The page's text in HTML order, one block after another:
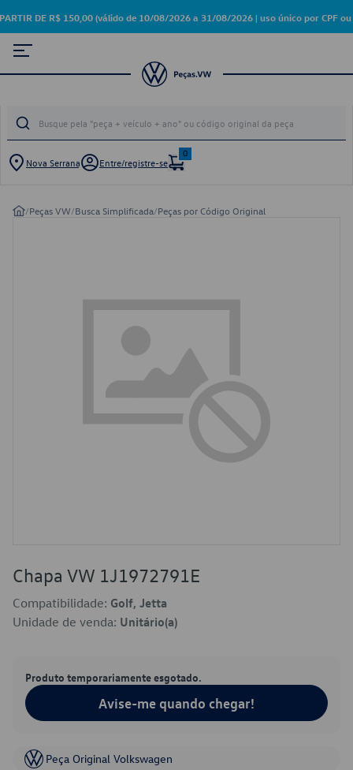
DE R$ 150,00 (válido de 10/08/2026 a 31/08/2026 | uso único por CPF ou
Nova Serrana Entre/registre-se
0
/Peças VW/Busca Simplificada/Peças por Código Original
Chapa VW 1J1972791E
Compatibilidade: Golf, Jetta
Unidade de venda: Unitário(a)
Produto temporariamente esgotado.
Avise-me quando chegar!
Peça Original Volkswagen